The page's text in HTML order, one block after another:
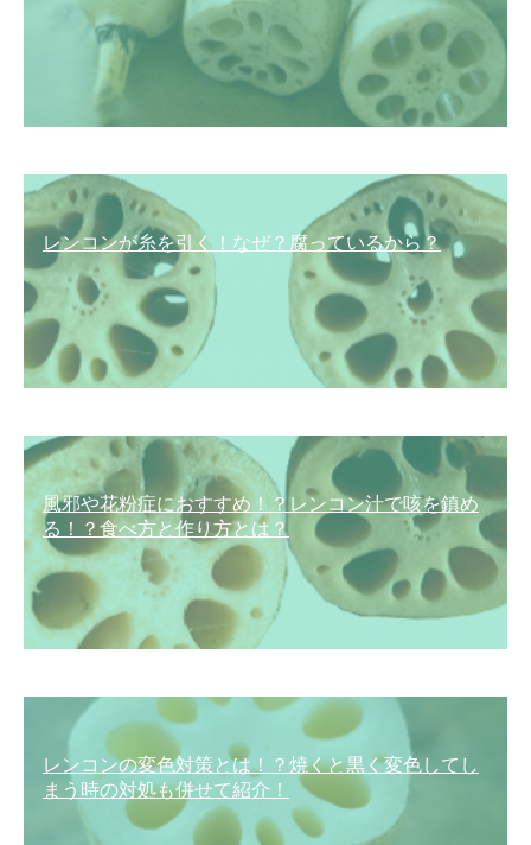
レンコンが糸を引く！なぜ？腐っているから？
風邪や花粉症におすすめ！？レンコン汁で咳を鎮め
る！？食べ方と作り方とは？
レンコンの変色対策とは！？焼くと黒く変色してし
まう時の対処も併せて紹介！